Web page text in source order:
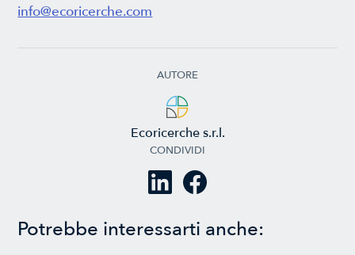
info@ecoricerche.com
AUTORE
Ecoricerche s.r.l.
CONDIVIDI
Potrebbe interessarti anche: